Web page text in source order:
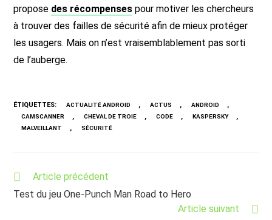
propose des récompenses pour motiver les chercheurs
à trouver des failles de sécurité afin de mieux protéger
les usagers. Mais on n’est vraisemblablement pas sorti
de l’auberge.
ÉTIQUETTES: ACTUALITÉ ANDROID , ACTUS , ANDROID ,
CAMSCANNER , CHEVAL DE TROIE , CODE , KASPERSKY ,
MALVEILLANT , SÉCURITÉ
Read
articles
Article précédent
Test du jeu One-Punch Man Road to Hero
Article suivant